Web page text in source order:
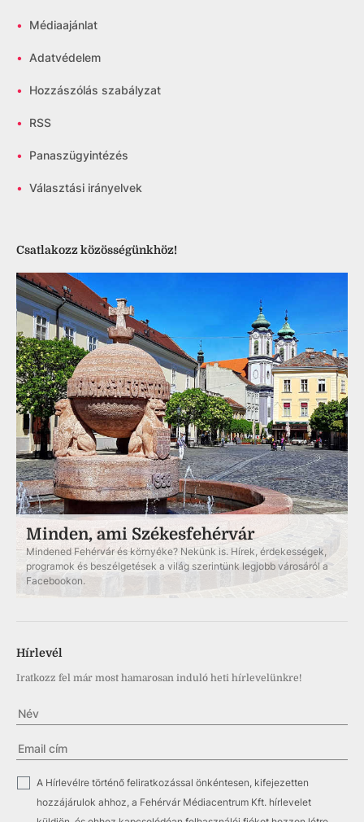
• Médiaajánlat
• Adatvédelem
• Hozzászólás szabályzat
• RSS
• Panaszügyintézés
• Választási irányelvek
Csatlakozz közösségünkhöz!
Minden, ami Székesfehérvár
Mindened Fehérvár és környéke? Nekünk is. Hírek, érdekességek,
programok és beszélgetések a világ szerintünk legjobb városáról a
Facebookon.
Hírlevél
Iratkozz fel már most hamarosan induló heti hírlevelünkre!
A Hírlevélre történő feliratkozással önkéntesen, kifejezetten
hozzájárulok ahhoz, a Fehérvár Médiacentrum Kft. hírlevelet